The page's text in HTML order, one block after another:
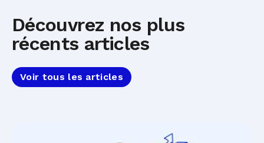
Découvrez nos plus
récents articles
Voir tous les articles